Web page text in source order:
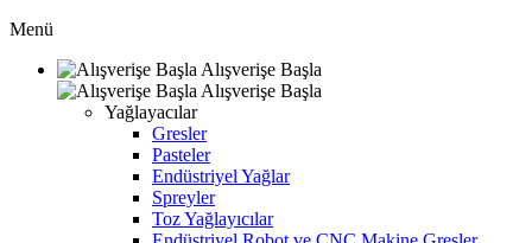
Menü
Alışverişe Başla
Alışverişe Başla
Yağlayacılar
Gresler
Pasteler
Endüstriyel Yağlar
Spreyler
Toz Yağlayıcılar